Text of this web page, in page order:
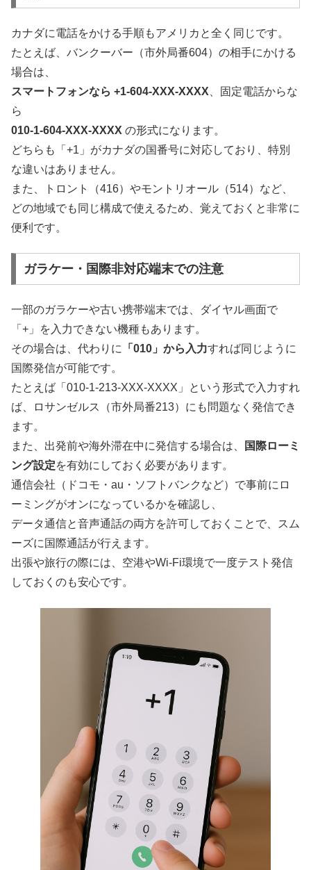
カナダに電話をかける手順もアメリカと全く同じです。
たとえば、バンクーバー（市外局番604）の相手にかける
場合は、
スマートフォンなら +1-604-XXX-XXXX 、固定電話からな
ら
010-1-604-XXX-XXXX の形式になります。
どちらも「+1」がカナダの国番号に対応しており、特別
な違いはありません。
また、トロント（416）やモントリオール（514）など、
どの地域でも同じ構成で使えるため、覚えておくと非常に
便利です。
ガラケー・国際非対応端末での注意
一部のガラケーや古い携帯端末では、ダイヤル画面で
「+」を入力できない機種もあります。
その場合は、代わりに
「010」から入力すれば同じように
国際発信が可能です。
たとえば「010-1-213-XXX-XXXX」という形式で入力すれ
ば、ロサンゼルス（市外局番213）にも問題なく発信でき
ます。
また、出発前や海外滞在中に発信する場合は、
国際ローミ
ング設定を有効にしておく必要があります。
通信会社（ドコモ・au・ソフトバンクなど）で事前にロ
ーミングがオンになっているかを確認し、
データ通信と音声通話の両方を許可しておくことで、スム
ーズに国際通話が行えます。
出張や旅行の際には、空港やWi-Fi環境で一度テスト発信
しておくのも安心です。